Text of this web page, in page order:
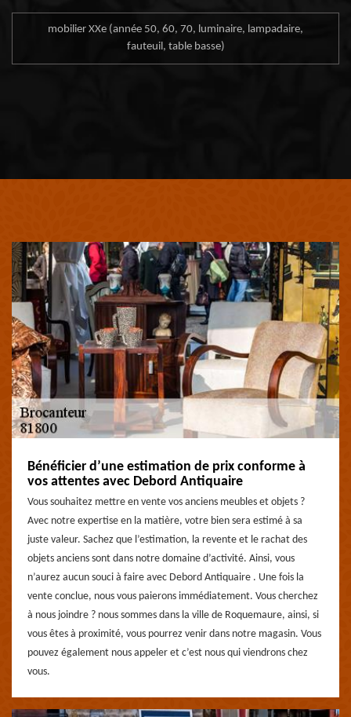
mobilier XXe (année 50, 60, 70, luminaire, lampadaire,
fauteuil, table basse)
Bénéficier d’une estimation de prix conforme à
vos attentes avec Debord Antiquaire
Vous souhaitez mettre en vente vos anciens meubles et objets ?
Avec notre expertise en la matière, votre bien sera estimé à sa
juste valeur. Sachez que l’estimation, la revente et le rachat des
objets anciens sont dans notre domaine d’activité. Ainsi, vous
n’aurez aucun souci à faire avec Debord Antiquaire . Une fois la
vente conclue, nous vous paierons immédiatement. Vous cherchez
à nous joindre ? nous sommes dans la ville de Roquemaure, ainsi, si
vous êtes à proximité, vous pourrez venir dans notre magasin. Vous
pouvez également nous appeler et c’est nous qui viendrons chez
vous.